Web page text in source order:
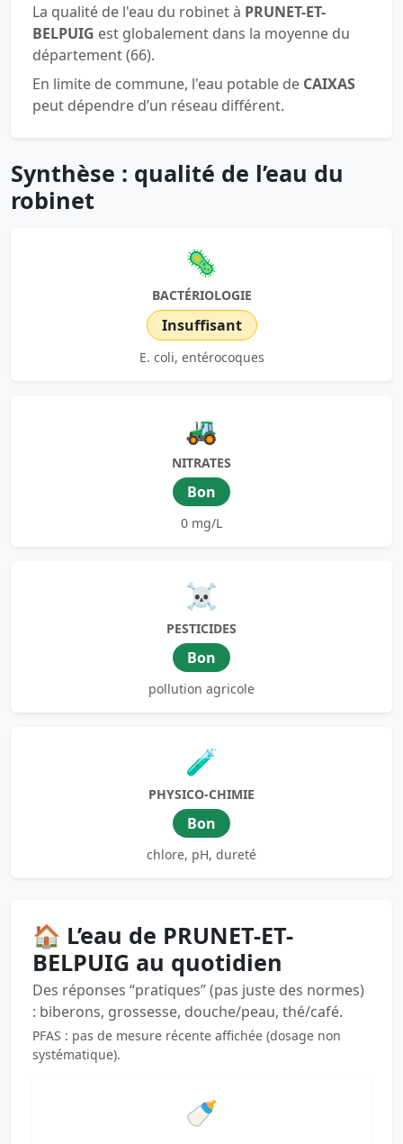
La qualité de l'eau du robinet à PRUNET-ET-
BELPUIG est globalement dans la moyenne du
département (66).
En limite de commune, l'eau potable de CAIXAS
peut dépendre d’un réseau différent.
Synthèse : qualité de l’eau du
robinet
🦠
BACTÉRIOLOGIE
Insuffisant
E. coli, entérocoques
🚜
NITRATES
Bon
0 mg/L
☠️
PESTICIDES
Bon
pollution agricole
🧪
PHYSICO-CHIMIE
Bon
chlore, pH, dureté
🏠 L’eau de PRUNET-ET-
BELPUIG au quotidien
Des réponses “pratiques” (pas juste des normes)
: biberons, grossesse, douche/peau, thé/café.
PFAS : pas de mesure récente affichée (dosage non
systématique).
🍼